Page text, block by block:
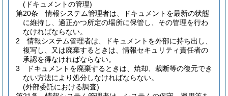
(ドキュメントの管理)
第20条
情報システム管理者は、ドキュメントを最新の状態
に維持し、適正かつ所定の場所に保管し、その管理を行わ
なければならない。
2
情報システム管理者は、ドキュメントを外部に持ち出し、
複写し、又は廃棄するときは、情報セキュリティ責任者の
承認を得なければならない。
3
ドキュメントを廃棄するときは、焼却、裁断等の復元でき
ない方法により処分しなければならない。
(外部委託における調査)